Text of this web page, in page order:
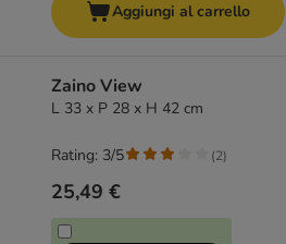
Aggiungi al carrello
Zaino View
L 33 x P 28 x H 42 cm
25,49 €
Rating: 3/5 (2)